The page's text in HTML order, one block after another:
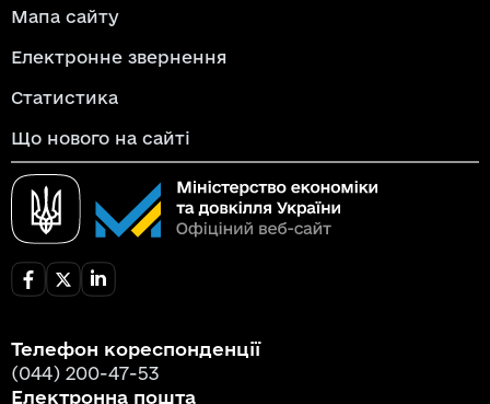
Мапа сайту
Електронне звернення
Статистика
Що нового на сайті
Телефон кореспонденції
(044) 200-47-53
Електронна пошта